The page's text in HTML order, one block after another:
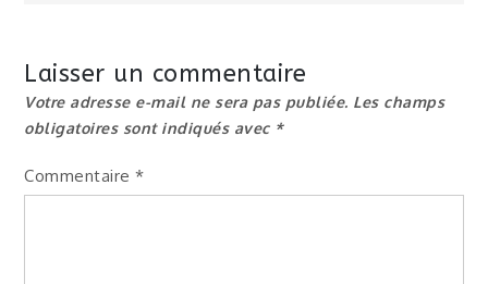
l’article
Laisser un commentaire
Votre adresse e-mail ne sera pas publiée. Les champs
obligatoires sont indiqués avec *
Commentaire*